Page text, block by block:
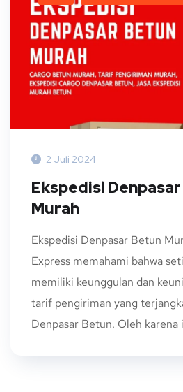
2 Juli 2024
Ekspedisi
Murah
Ekspedisi Denpasar Betun
Express memahami bahwa
memiliki keunggulan dan
tarif pengiriman yang
Denpasar Betun. Oleh karena